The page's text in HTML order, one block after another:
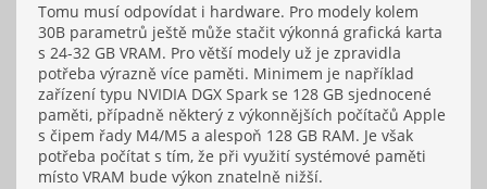
Tomu musí odpovídat i hardware. Pro modely kolem
30B parametrů ještě může stačit výkonná grafická karta
s 24-32 GB VRAM. Pro větší modely už je zpravidla
potřeba výrazně více paměti. Minimem je například
zařízení typu NVIDIA DGX Spark se 128 GB sjednocené
paměti, případně některý z výkonnějších počítačů Apple
s čipem řady M4/M5 a alespoň 128 GB RAM. Je však
potřeba počítat s tím, že při využití systémové paměti
místo VRAM bude výkon znatelně nižší.